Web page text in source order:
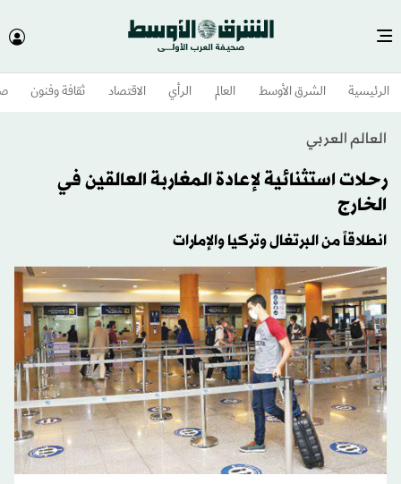
الرئيسية الشرق الأوسط​ العالم الرأي الاقتصاد ثقافة وفنون
العالم العربي
رحلات استثنائية لإعادة المغاربة العالقين في
الخارج
انطلاقاً من البرتغال وتركيا والإمارات